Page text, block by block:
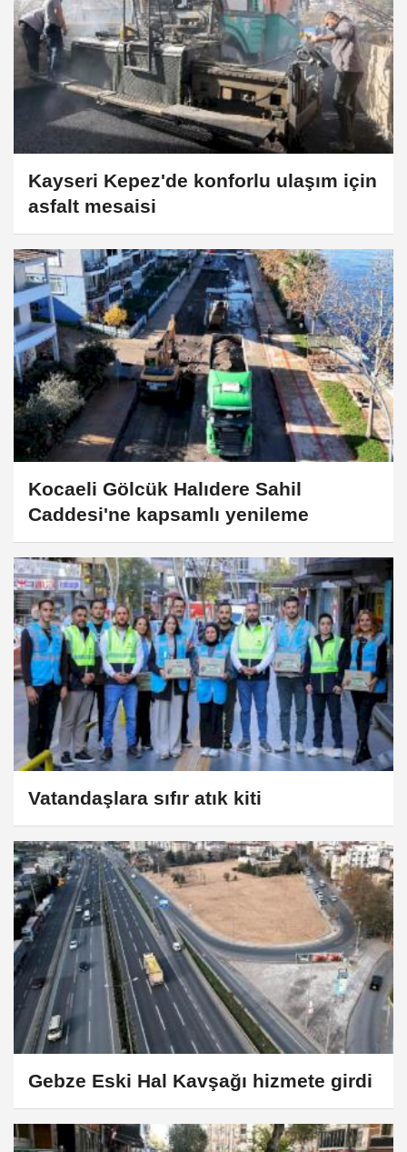
Kayseri Kepez'de konforlu ulaşım için
asfalt mesaisi
Kocaeli Gölcük Halıdere Sahil
Caddesi'ne kapsamlı yenileme
Vatandaşlara sıfır atık kiti
Gebze Eski Hal Kavşağı hizmete girdi